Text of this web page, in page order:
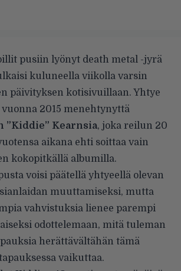
pusiin lyönyt death metal -jyrä
kuluneella viikolla varsin
päivityksen kotisivuillaan. Yhtye
2015 menehtynyttä
”Kiddie” Kearnsia, joka reilun 20
aikana ehti soittaa vain
kokopitkällä albumilla.
voisi päätellä yhtyeellä olevan
muuttamiseksi, mutta
vahvistuksia lienee parempi
odottelemaan, mitä tuleman
herättävältähän tämä
vaikuttaa.